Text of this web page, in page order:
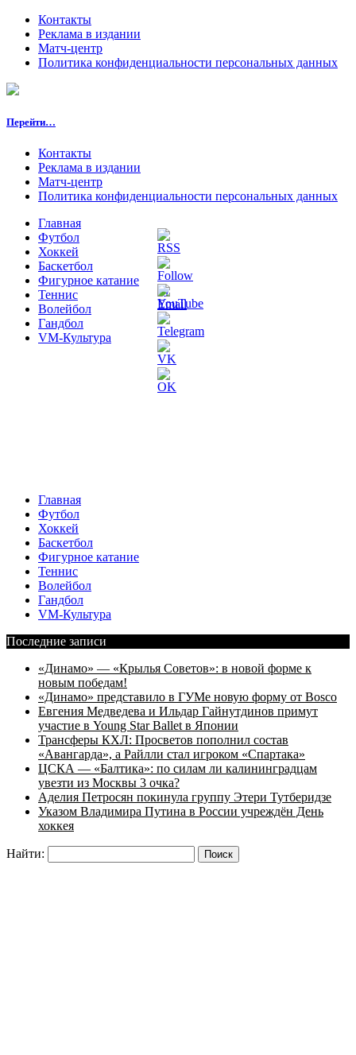
Контакты
Реклама в издании
Матч-центр
Политика конфиденциальности персональных данных
Перейти…
Контакты
Реклама в издании
Матч-центр
Политика конфиденциальности персональных данных
Главная
Футбол
Хоккей
Баскетбол
Фигурное катание
Теннис
Волейбол
Гандбол
VM-Культура
Главная
Футбол
Хоккей
Баскетбол
Фигурное катание
Теннис
Волейбол
Гандбол
VM-Культура
Последние записи
«Динамо» — «Крылья Советов»: в новой форме к
новым победам!
«Динамо» представило в ГУМе новую форму от Bosco
Евгения Медведева и Ильдар Гайнутдинов примут
участие в Young Star Ballet в Японии
Трансферы КХЛ: Просветов пополнил состав
«Авангарда», а Райлли стал игроком «Спартака»
ЦСКА — «Балтика»: по силам ли калининградцам
увезти из Москвы 3 очка?
Аделия Петросян покинула группу Этери Тутберидзе
Указом Владимира Путина в России учреждён День
хоккея
Найти: